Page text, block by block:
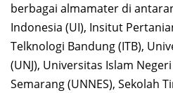
berbagai almamater di
Indonesia (UI), Insitut
Telknologi Bandung (ITB),
(UNJ), Universitas Islam
Semarang (UNNES), Sekolah